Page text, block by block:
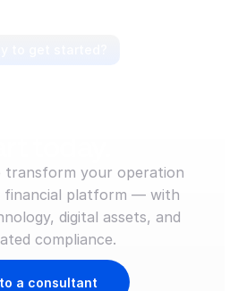
transform your operation
financial platform — with
digital assets, and
compliance.
a consultant